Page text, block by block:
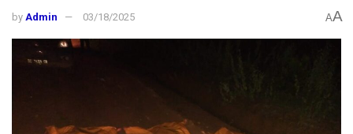
by Admin 03/18/2025 AA